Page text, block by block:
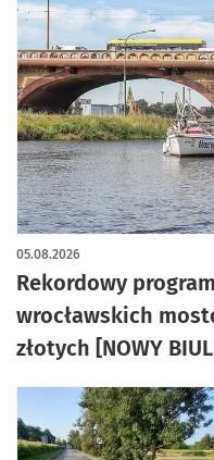
Rekordowy
wrocławskich
złotych [NOWY
05.08.2026